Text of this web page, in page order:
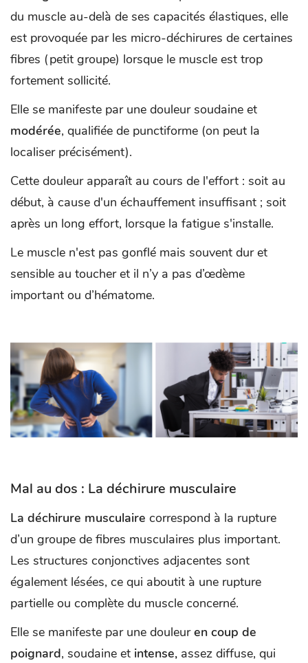
du muscle au-delà de ses capacités élastiques, elle
est provoquée par les micro-déchirures de certaines
fibres (petit groupe) lorsque le muscle est trop
fortement sollicité.
Elle se manifeste par une douleur soudaine et
modérée, qualifiée de punctiforme (on peut la
localiser précisément).
Cette douleur apparaît au cours de l'effort : soit au
début, à cause d'un échauffement insuffisant ; soit
après un long effort, lorsque la fatigue s'installe.
Le muscle n'est pas gonflé mais souvent dur et
sensible au toucher et il n’y a pas d’œdème
important ou d’hématome.
Mal au dos : La déchirure musculaire
La déchirure musculaire correspond à la rupture
d’un groupe de fibres musculaires plus important.
Les structures conjonctives adjacentes sont
également lésées, ce qui aboutit à une rupture
partielle ou complète du muscle concerné.
Elle se manifeste par une douleuren coup de
poignard, soudaine et intense, assez diffuse, qui